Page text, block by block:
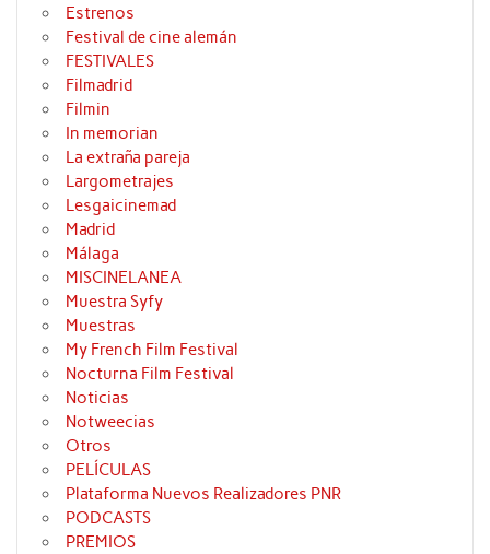
Estrenos
Festival de cine alemán
FESTIVALES
Filmadrid
Filmin
In memorian
La extraña pareja
Largometrajes
Lesgaicinemad
Madrid
Málaga
MISCINELANEA
Muestra Syfy
Muestras
My French Film Festival
Nocturna Film Festival
Noticias
Notweecias
Otros
PELÍCULAS
Plataforma Nuevos Realizadores PNR
PODCASTS
PREMIOS